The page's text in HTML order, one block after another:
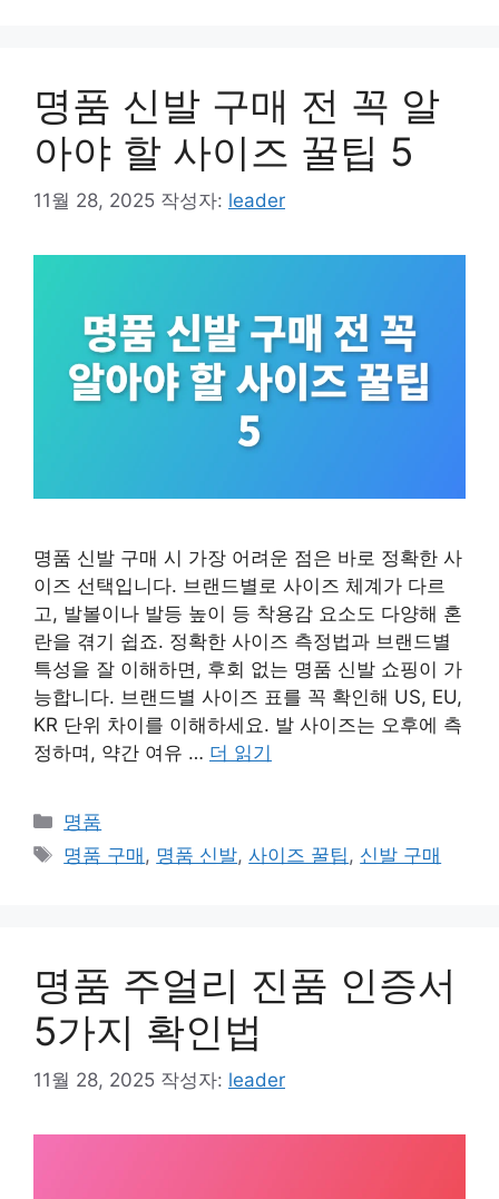
명품 신발 구매 전 꼭 알
아야 할 사이즈 꿀팁 5
11월 28, 2025 작성자: leader
명품 신발 구매 시 가장 어려운 점은 바로 정확한 사
이즈 선택입니다. 브랜드별로 사이즈 체계가 다르
고, 발볼이나 발등 높이 등 착용감 요소도 다양해 혼
란을 겪기 쉽죠. 정확한 사이즈 측정법과 브랜드별
특성을 잘 이해하면, 후회 없는 명품 신발 쇼핑이 가
능합니다. 브랜드별 사이즈 표를 꼭 확인해 US, EU,
KR 단위 차이를 이해하세요. 발 사이즈는 오후에 측
정하며, 약간 여유 … 더 읽기
카
테
고
명품
태
명품 구매 , 명품 신발,사이즈 꿀팁 , 신발 구매
명품 주얼리 진품 인증서
5가지 확인법
11월 28, 2025 작성자: leader